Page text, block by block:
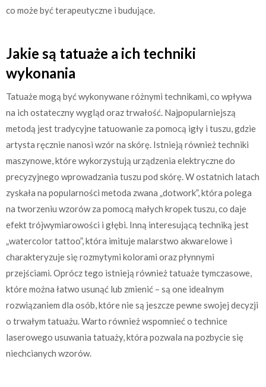
co może być terapeutyczne i budujące.
Jakie są tatuaże a ich techniki
wykonania
Tatuaże mogą być wykonywane różnymi technikami, co wpływa
na ich ostateczny wygląd oraz trwałość. Najpopularniejszą
metodą jest tradycyjne tatuowanie za pomocą igły i tuszu, gdzie
artysta ręcznie nanosi wzór na skórę. Istnieją również techniki
maszynowe, które wykorzystują urządzenia elektryczne do
precyzyjnego wprowadzania tuszu pod skórę. W ostatnich latach
zyskała na popularności metoda zwana „dotwork”, która polega
na tworzeniu wzorów za pomocą małych kropek tuszu, co daje
efekt trójwymiarowości i głębi. Inną interesującą techniką jest
„watercolor tattoo”, która imituje malarstwo akwarelowe i
charakteryzuje się rozmytymi kolorami oraz płynnymi
przejściami. Oprócz tego istnieją również tatuaże tymczasowe,
które można łatwo usunąć lub zmienić – są one idealnym
rozwiązaniem dla osób, które nie są jeszcze pewne swojej decyzji
o trwałym tatuażu. Warto również wspomnieć o technice
laserowego usuwania tatuaży, która pozwala na pozbycie się
niechcianych wzorów.